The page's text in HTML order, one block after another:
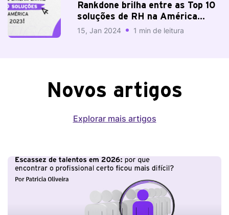
RANKDONE
Rankdone brilha entre as Top 10
soluções de RH na América
Latina em 2023.
15, Jan 2024 1 min de leitura
Novos artigos
Explorar mais artigos